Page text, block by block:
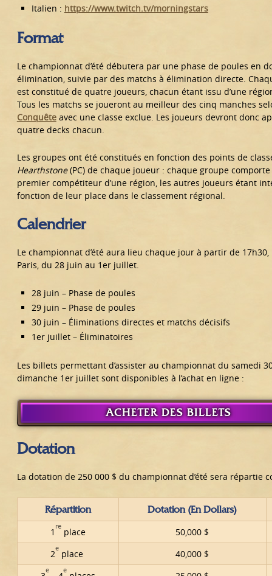
Italien : https://www.twitch.tv/morningstars
Format
Le championnat d’été débutera par une phase de poules en
élimination, suivie par des matchs à élimination directe.
est constitué de quatre joueurs, chacun étant issu d’une
Tous les matchs se joueront au meilleur des cinq manches
Conquêteavec une classe exclue. Les joueurs devront donc
quatre decks chacun.
Les groupes ont été constitués en fonction des points de
Hearthstone(PC) de chaque joueur : chaque groupe comporte
premier compétiteur d’une région, les autres joueurs étant
fonction de leur place dans le classement régional.
Calendrier
Le championnat d’été aura lieu chaque jour à partir de
Paris, du 28 juin au 1er juillet.
28 juin – Phase de poules
29 juin – Phase de poules
30 juin – Éliminations directes et matchs décisifs
1er juillet – Éliminatoires
Les billets permettant d’assister au championnat du samedi
dimanche 1er juillet sont disponibles à l’achat en ligne :
ACHETER DES BILLETS
Dotation
La dotation de 250 000 $ du championnat d’été sera répartie
Répartition Dotation (en Dollars)
1 replace
50,000 $
2e place
40,000 $
e e